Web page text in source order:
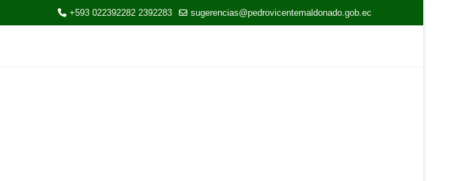
+593 022392282 2392283 sugerencias@pedrovicentemaldonado.gob.ec